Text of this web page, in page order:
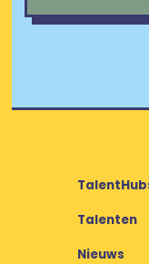
Talenten
Nieuws